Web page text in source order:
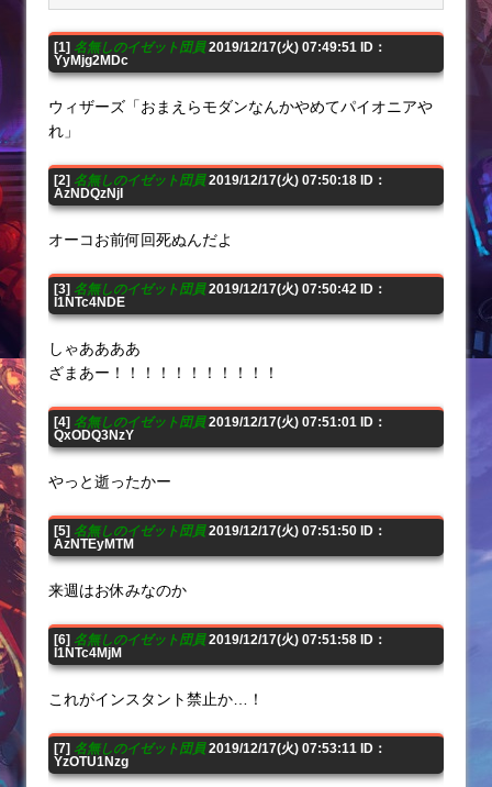
[1] 名無しのイゼット団員2019/12/17(火) 07:49:51 ID：
YyMjg2MDc
ウィザーズ「おまえらモダンなんかやめてパイオニアや
れ」
[2] 名無しのイゼット団員2019/12/17(火) 07:50:18 ID：
AzNDQzNjI
オーコお前何回死ぬんだよ
[3] 名無しのイゼット団員2019/12/17(火) 07:50:42 ID：
I1NTc4NDE
しゃああああ
ざまあー！！！！！！！！！！！
[4] 名無しのイゼット団員2019/12/17(火) 07:51:01 ID：
QxODQ3NzY
やっと逝ったかー
[5] 名無しのイゼット団員2019/12/17(火) 07:51:50 ID：
AzNTEyMTM
来週はお休みなのか
[6] 名無しのイゼット団員2019/12/17(火) 07:51:58 ID：
I1NTc4MjM
これがインスタント禁止か…！
[7] 名無しのイゼット団員2019/12/17(火) 07:53:11 ID：
YzOTU1Nzg